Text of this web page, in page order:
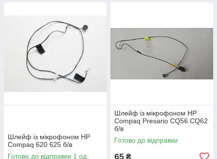
Шлейф із мікрофоном HP
Compaq 620 625 б/в
Готово до відправки 1 од.
Шлейф із мікрофоном HP
Compaq Presario CQ56 CQ62
б/в
Готово до відправки
65 ₴